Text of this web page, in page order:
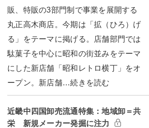
販、特販の3部門制で事業を展開する
丸正高木商店。今期は「拡（ひろ）げ
る」をテーマに掲げる。店舗部門では
駄菓子を中心に昭和の街並みをテーマ
にした新店舗「昭和レトロ横丁」をオ
ープン。新店舗…続きを読む
近畿中四国卸売流通特集：地域卸＝共
栄 新規メーカー発掘に注力